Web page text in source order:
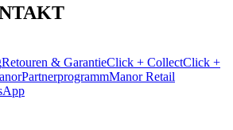
Retouren & GarantieClick + CollectClick +
PartnerprogrammManor Retail